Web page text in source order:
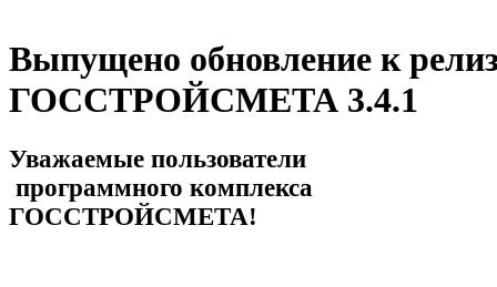
Выпущено обновление к
ГОССТРОЙСМЕТА 3.4.1
Уважаемые пользователи
программного комплекса
ГОССТРОЙСМЕТА!